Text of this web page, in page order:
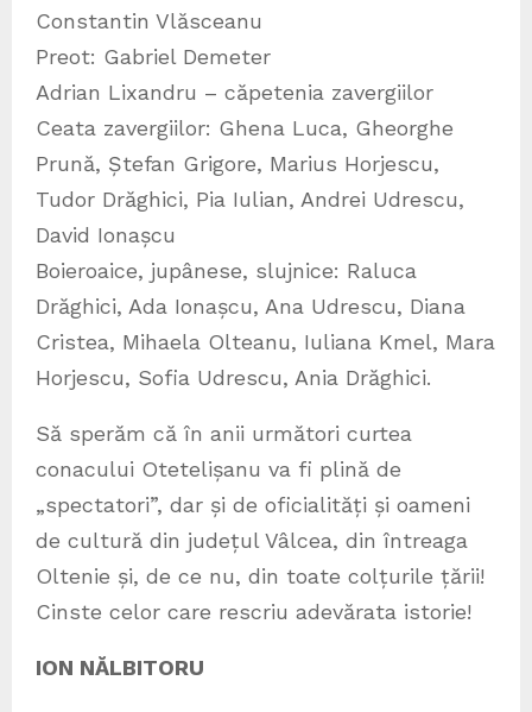
Constantin Vlăsceanu
Preot: Gabriel Demeter
Adrian Lixandru – căpetenia zavergiilor
Ceata zavergiilor: Ghena Luca, Gheorghe
Prună, Ștefan Grigore, Marius Horjescu,
Tudor Drăghici, Pia Iulian, Andrei Udrescu,
David Ionașcu
Boieroaice, jupânese, slujnice: Raluca
Drăghici, Ada Ionașcu, Ana Udrescu, Diana
Cristea, Mihaela Olteanu, Iuliana Kmel, Mara
Horjescu, Sofia Udrescu, Ania Drăghici.
Să sperăm că în anii următori curtea
conacului Otetelișanu va fi plină de
„spectatori”, dar și de oficialități și oameni
de cultură din județul Vâlcea, din întreaga
Oltenie și, de ce nu, din toate colțurile țării!
Cinste celor care rescriu adevărata istorie!
ION NĂLBITORU